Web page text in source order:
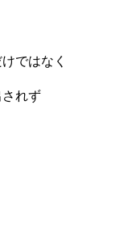
ではなく
れず